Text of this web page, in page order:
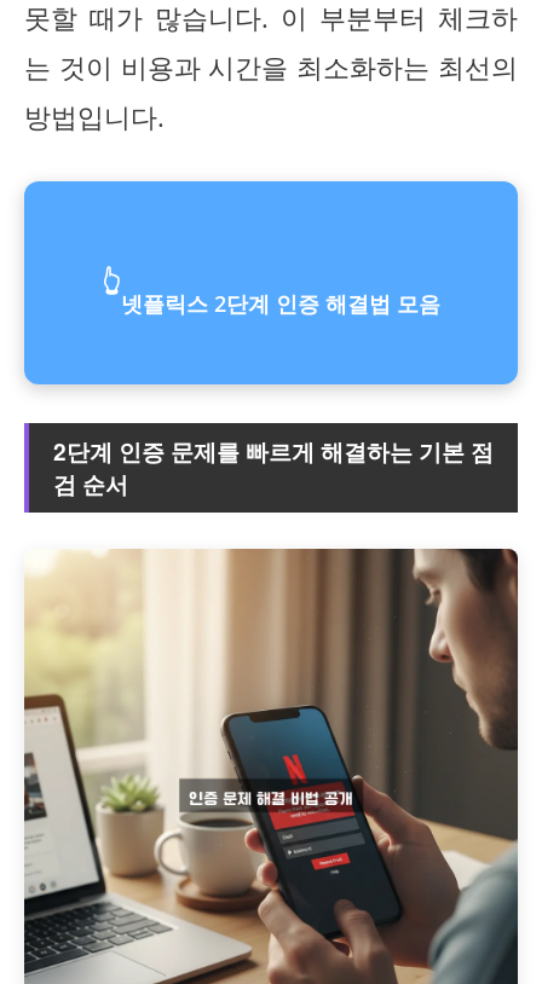
못할 때가 많습니다. 이 부분부터 체크하
는 것이 비용과 시간을 최소화하는 최선의
방법입니다.
👆
넷플릭스 2단계 인증 해결법 모음
2단계 인증 문제를 빠르게 해결하는 기본 점
검 순서